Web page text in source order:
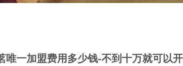
唯一加盟费用多少钱-不到十万就可以开